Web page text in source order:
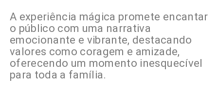
A experiência mágica promete encantar
o público com uma narrativa
emocionante e vibrante, destacando
valores como coragem e amizade,
oferecendo um momento inesquecível
para toda a família.